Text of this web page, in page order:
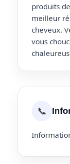
produits
meilleur
cheveux.
vous
📞